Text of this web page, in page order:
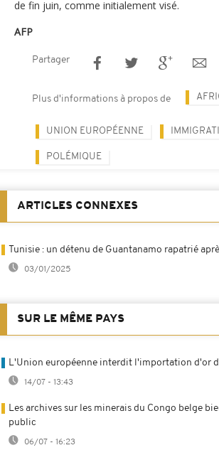
de fin juin, comme initialement visé.
AFP
Partager
Plus d'informations à propos de
UNION EUROPÉENNE
POLÉMIQUE
ARTICLES CONNEXES
Tunisie : un détenu de Guantanamo rapatrié
03/01/2025
SUR LE MÊME PAYS
L'Union européenne interdit l'importation d'or
14/07 - 13:43
Les archives sur les minerais du Congo belge
public
06/07 - 16:23